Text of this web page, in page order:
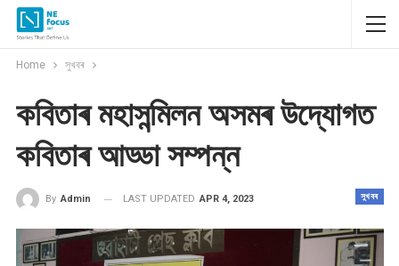
Home সুখবৰ
কবিতাৰ মহাসন্মিলন অসমৰ উদ্যোগত
কবিতাৰ আড্ডা সম্পন্ন
সুখবৰ
By Admin LAST UPDATED APR 4, 2023